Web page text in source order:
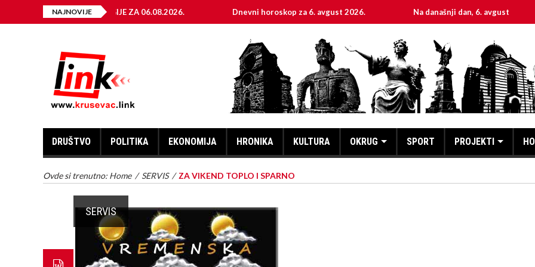
NAJNOVIJE
ELEKTRIČNE ENERGIJE ZA 06.08.2026. Dnevni horoskop za 6. avgust 2026. Na današnji dan, 6. avgust
DRUŠTVO POLITIKA EKONOMIJA HRONIKA KULTURA OKRUG SPORT PROJEKTI
Ovde si trenutno: Home / SERVIS / ZA VIKEND TOPLO I SPARNO
SERVIS